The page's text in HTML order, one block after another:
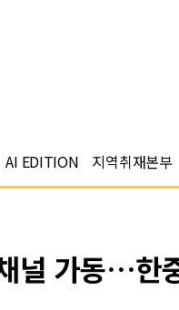
AI EDITION 지역취재본부
널 가동…한